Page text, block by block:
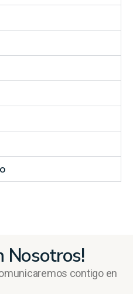
Nosotros!
contigo en